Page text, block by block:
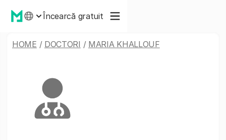
Încearcă gratuit
HOME / DOCTORI / MARIA KHALLOUF